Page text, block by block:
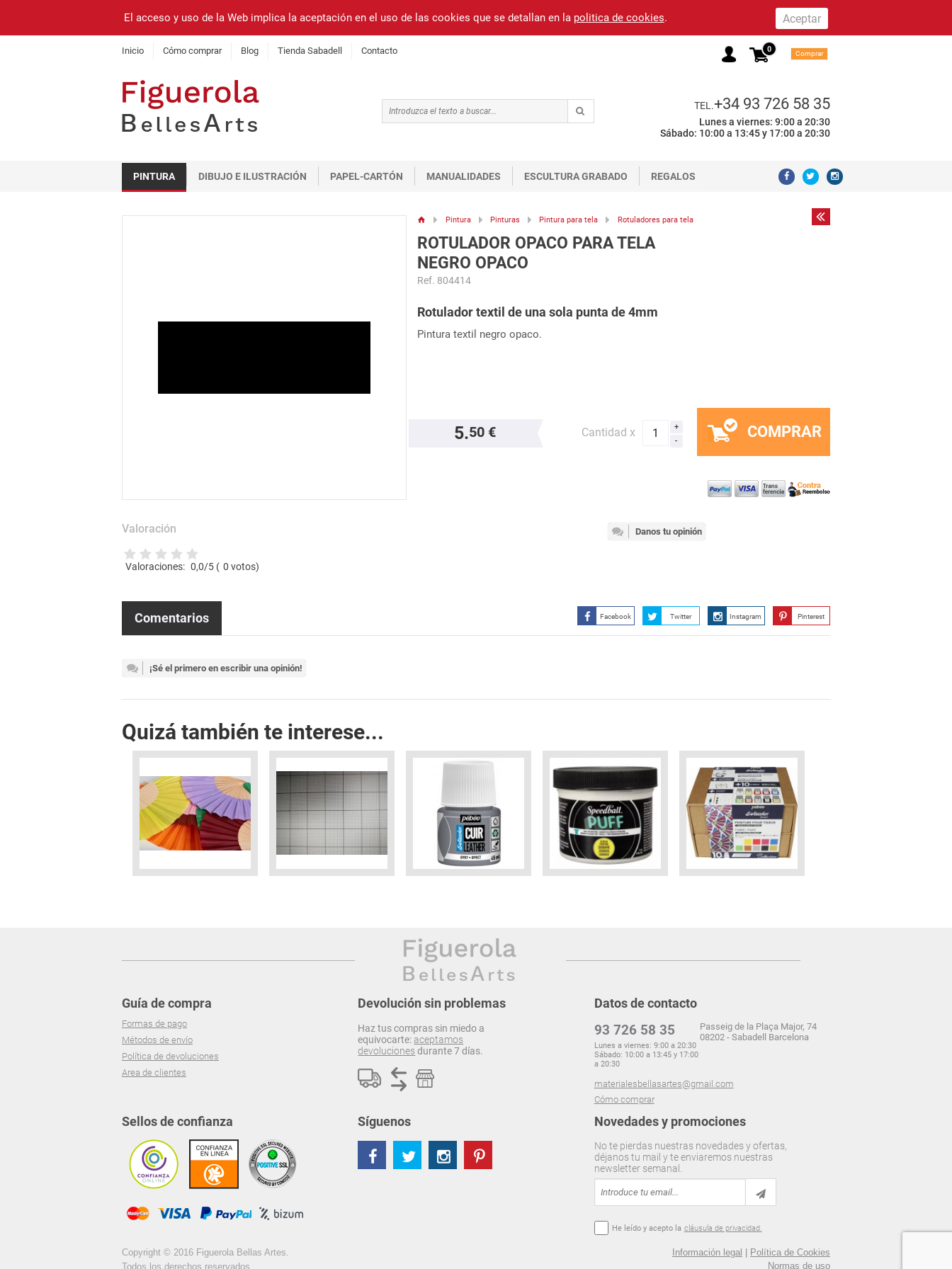
El acceso y uso de la Web implica la aceptación en el uso de las cookies que se detallan en la politica de cookies.
Inicio Cómo comprar Blog Tienda Sabadell Contacto 0 Comprar
TEL.+34 93 726 58 35
Lunes a viernes: 9:00 a 20:30
Sábado: 10:00 a 13:45 y 17:00 a 20:30
PINTURA DIBUJO E ILUSTRACIÓN PAPEL-CARTÓN MANUALIDADES ESCULTURA GRABADO REGALOS
Pintura Pinturas Pintura para tela Rotuladores para tela
ROTULADOR OPACO PARA TELA
NEGRO OPACO
Ref. 804414
Rotulador textil de una sola punta de 4mm
Pintura textil negro opaco.
5.50 € Cantidad x COMPRAR
Danos tu opinión
Valoración
Valoraciones: 0,0/5 ( 0 votos)
Facebook Twitter Instagram Pinterest
Comentarios
¡Sé el primero en escribir una opinión!
Quizá también te interese...
Guía de compra
Formas de pago
Métodos de envío
Política de devoluciones
Area de clientes
Devolución sin problemas
Haz tus compras sin miedo a
equivocarte:aceptamos
devolucionesdurante 7 días.
Datos de contacto
93 726 58 35
Lunes a viernes: 9:00 a 20:30
Sábado: 10:00 a 13:45 y 17:00
a 20:30
materialesbellasartes@gmail.com
Cómo comprar
Passeig de la Plaça Major, 74
08202 - Sabadell Barcelona
Sellos de confianza Novedades y promociones
No te pierdas nuestras novedades y ofertas,
déjanos tu mail y te enviaremos nuestras
newsletter semanal.
He leído y acepto la cláusula de privacidad.
Síguenos
Copyright © 2016 Figuerola Bellas Artes.
Todos los derechos reservados.
Información legal
Política de Cookies
Normas de uso